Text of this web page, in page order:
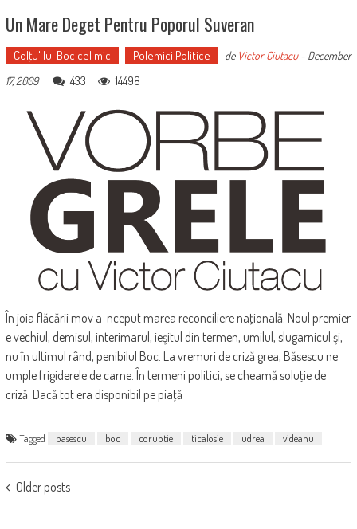
Un Mare Deget Pentru Poporul Suveran
Colţu' lu' Boc cel mic Polemici Politice de Victor Ciutacu- December
17, 2009
433 14498
În joia flăcării mov a-nceput marea reconciliere naţională. Noul premier
e vechiul, demisul, interimarul, ieşitul din termen, umilul, slugarnicul şi,
nu în ultimul rând, penibilul Boc. La vremuri de criză grea, Băsescu ne
umple frigiderele de carne. În termeni politici, se cheamă soluţie de
criză. Dacă tot era disponibil pe piaţă
Tagged basescu boc coruptie ticalosie udrea videanu
POSTS
Older posts